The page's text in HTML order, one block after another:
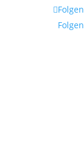
Folgen
Folgen